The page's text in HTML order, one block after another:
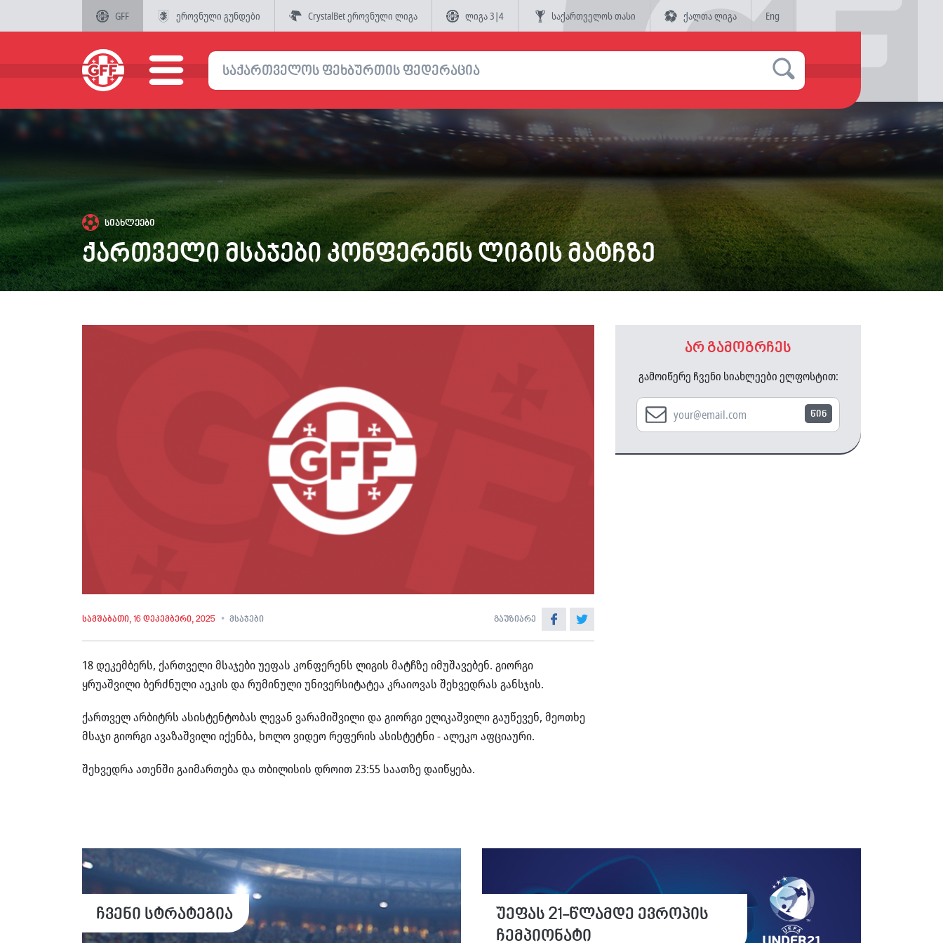
GFF ეროვნული გუნდები CrystalBet ეროვნული ლიგა ლიგა 3|4 საქართველოს თასი ქალთა ლიგა Eng
სიახლეები
ქართველი მსაჯები კონფერენს ლიგის მატჩზე
სამშაბათი, 16 დეკემბერი, 2025 მსაჯები გაუზიარე
18 დეკემბერს, ქართველი მსაჯები უეფას კონფერენს ლიგის მატჩზე იმუშავებენ. გიორგი
ყრუაშვილი ბერძნული აეკის და რუმინული უნივერსიტატეა კრაიოვას შეხვედრას განსჯის.
ქართველ არბიტრს ასისტენტობას ლევან ვარამიშვილი და გიორგი ელიკაშვილი გაუწევენ, მეოთხე
მსაჯი გიორგი ავაზაშვილი იქენბა, ხოლო ვიდეო რეფერის ასისტეტნი - ალეკო აფციაური.
შეხვედრა ათენში გაიმართება და თბილისის დროით 23:55 საათზე დაიწყება.
არ გამოგრჩეს
გამოიწერე ჩვენი სიახლეები ელფოსტით:
წინ
ჩვენი სტრატეგია
უეფას 21-წლამდე ევროპის
ჩემპიონატი